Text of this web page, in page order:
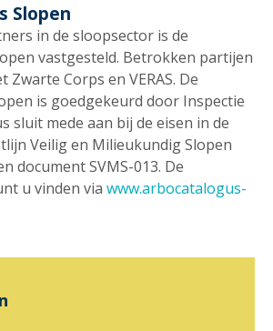
Slopen
in de sloopsector is de
vastgesteld. Betrokken partijen
Zwarte Corps en VERAS. De
is goedgekeurd door Inspectie
sluit mede aan bij de eisen in de
Veilig en Milieukundig Slopen
document SVMS-013. De
u vinden via www.arbocatalogus-